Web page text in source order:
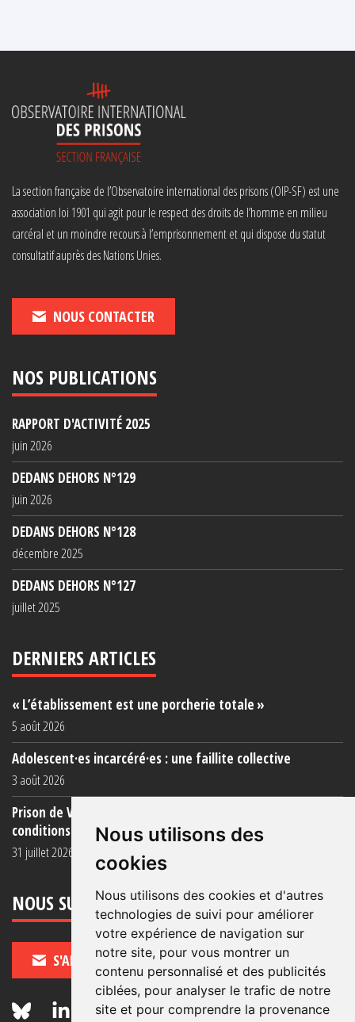
Nous utilisons des
cookies
Nous utilisons des cookies et d'autres
technologies de suivi pour améliorer
votre expérience de navigation sur
notre site, pour vous montrer un
contenu personnalisé et des publicités
ciblées, pour analyser le trafic de notre
site et pour comprendre la provenance
La section française de l’Observatoire international des prisons (OIP-SF) est une
association loi 1901 qui agit pour le respect des droits de l’homme en milieu
carcéral et un moindre recours à l’emprisonnement et qui dispose du statut
consultatif auprès des Nations Unies.
NOUS CONTACTER
NOS PUBLICATIONS
RAPPORT D'ACTIVITÉ 2025
juin 2026
DEDANS DEHORS N°129
juin 2026
DEDANS DEHORS N°128
décembre 2025
DEDANS DEHORS N°127
juillet 2025
DERNIERS ARTICLES
« L’établissement est une porcherie totale »
5 août 2026
Adolescent·es incarcéré·es : une faillite collective
3 août 2026
Prison de Vendin-le-Vieil : témoignage de familles sur les
conditions (...)
31 juillet 2026
NOUS SUIVRE
S'ABONNER